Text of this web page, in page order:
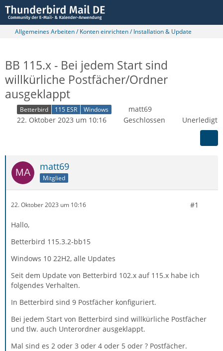
Allgemeines Arbeiten / Konten einrichten / Installation & Update
BB 115.x - Bei jedem Start sind
willkürliche Postfächer/Ordner
ausgeklappt
Betterbird 115 ESR Windows
matt69
22. Oktober 2023 um 10:16
Geschlossen Unerledigt
matt69
Mitglied
22. Oktober 2023 um 10:16 #1
Hallo,
Betterbird 115.3.2-bb15
Windows 10 22H2, alle Updates
Seit dem Update von Betterbird 102.x auf 115.x habe ich
folgendes Verhalten.
In Betterbird sind 9 Postfächer konfiguriert.
Bei jedem Start von Betterbird sind willkürliche Postfächer
und tlw. auch Unterordner ausgeklappt.
Mal sind es 2 oder 3 oder 4 oder 5 oder ? Postfächer.